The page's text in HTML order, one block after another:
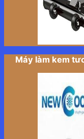
Máy làm kem